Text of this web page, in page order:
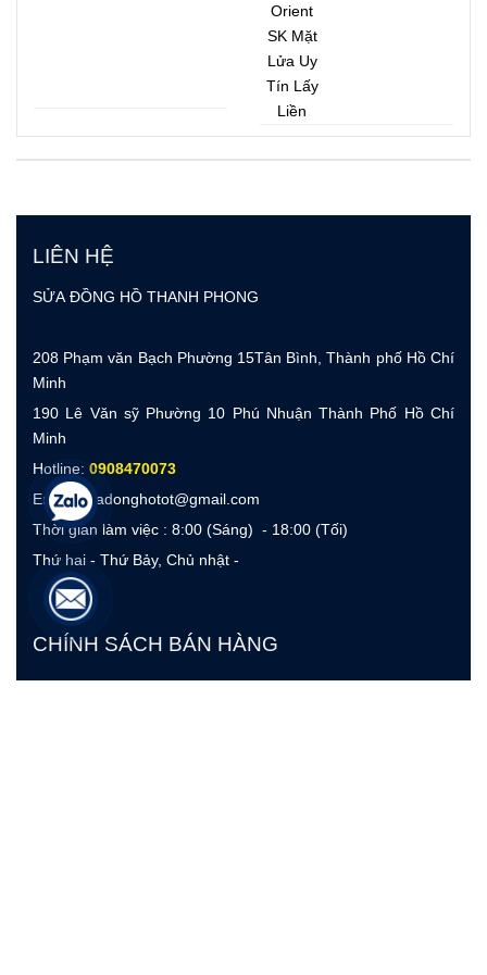
LIÊN HỆ
SỬA ĐỒNG HỒ THANH PHONG
208 Phạm văn Bạch Phường 15Tân Bình, Thành phố Hồ Chí
Minh
190 Lê Văn sỹ Phường 10 Phú Nhuận Thành Phố Hồ Chí
Minh
Hotline: 0908470073
Email: suadonghotot@gmail.com
Thời gian làm việc : 8:00 (Sáng) - 18:00 (Tối)
Thứ hai - Thứ Bảy, Chủ nhật -
CHÍNH SÁCH BÁN HÀNG